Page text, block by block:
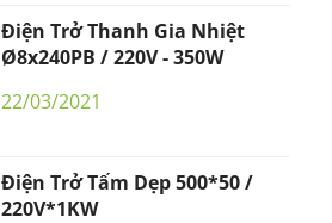
Điện Trở Thanh Gia Nhiệt
Ø8x240PB / 220V - 350W
22/03/2021
Điện Trở Tấm Dẹp 500*50 /
220V*1KW